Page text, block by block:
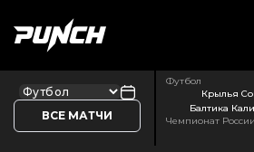
ВСЕ МАТЧИ
Футбол
Крылья
Балтика
Чемпионат